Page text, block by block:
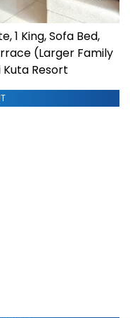
1 King, Sofa Bed,
(Larger Family
Resort